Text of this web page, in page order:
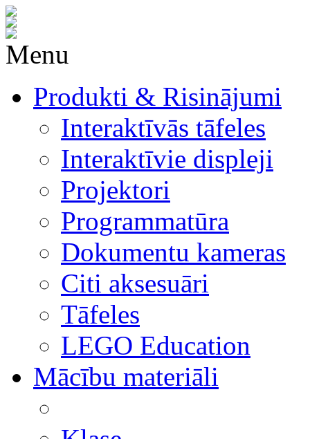
Menu
Produkti & Risinājumi
Interaktīvās tāfeles
Interaktīvie displeji
Projektori
Programmatūra
Dokumentu kameras
Citi aksesuāri
Tāfeles
LEGO Education
Mācību materiāli